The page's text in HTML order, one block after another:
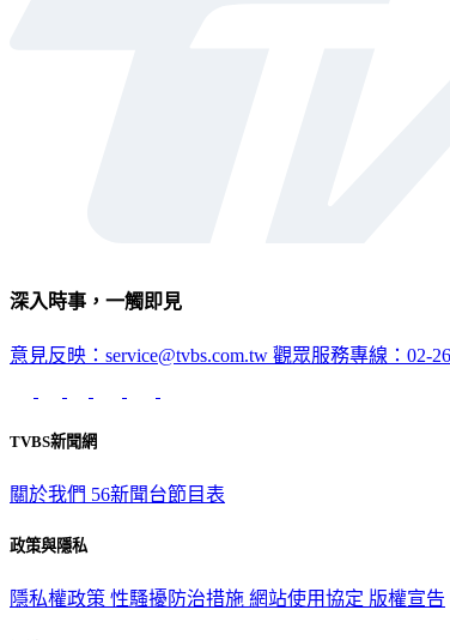
深入時事，一觸即見
意見反映：service@tvbs.com.tw 觀眾服務專線：02-
TVBS新聞網
關於我們 56新聞台節目表
政策與隱私
隱私權政策 性騷擾防治措施 網站使用協定 版權宣告